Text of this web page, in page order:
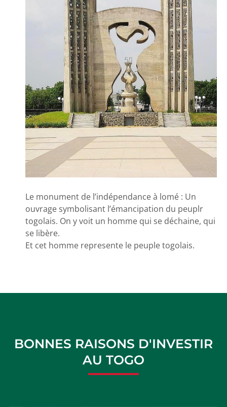
Le monument de l’indépendance à lomé : Un
ouvrage symbolisant l’émancipation du peuplr
togolais. On y voit un homme qui se déchaine, qui
se libère.
Et cet homme represente le peuple togolais.
BONNES RAISONS D'INVESTIR
AU TOGO